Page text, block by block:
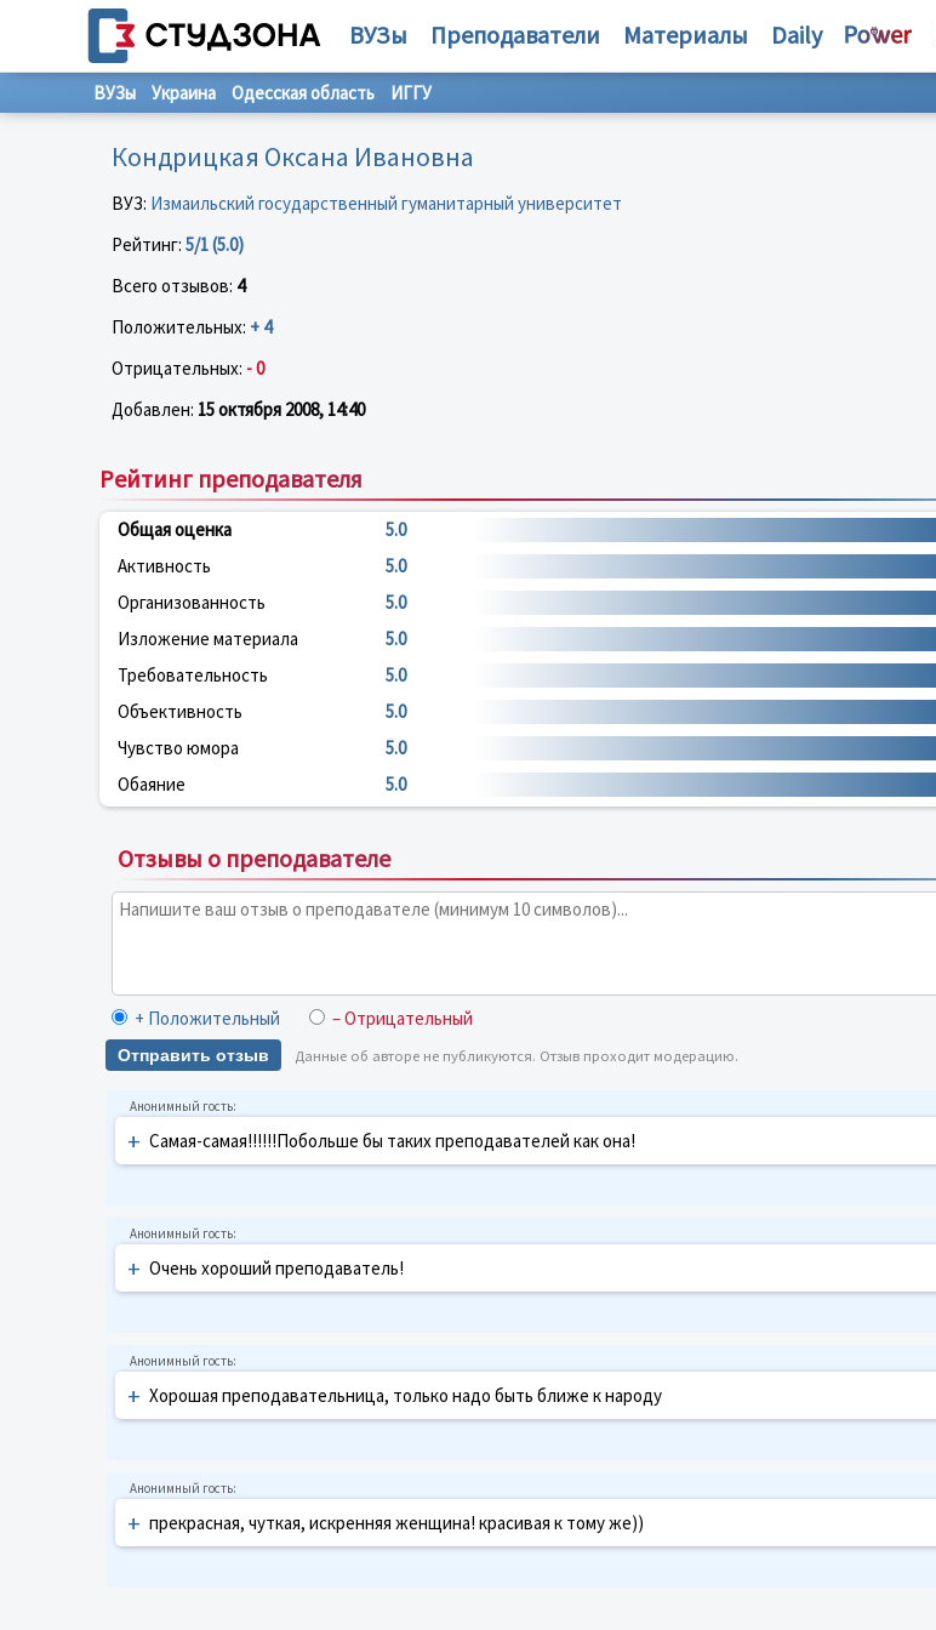
ВУЗы Преподаватели Материалы Daily
ВУЗы Украина Одесская область ИГГУ
Кондрицкая Оксана Ивановна
ВУЗ: Измаильский государственный гуманитарный университет
Рейтинг: 5/1 (5.0)
Всего отзывов: 4
Положительных: + 4
Отрицательных: - 0
Добавлен: 15 октября 2008, 14:40
Рейтинг преподавателя
Общая оценка 5.0
Активность
5.0
Организованность
5.0
Изложение материала
5.0
Требовательность
5.0
Объективность
5.0
Чувство юмора
5.0
Обаяние
5.0
Отзывы о преподавателе
+ Положительный – Отрицательный
Отправить отзыв Данные об авторе не публикуются. Отзыв проходит модерацию.
+ Самая-самая!!!!!!Побольше бы таких преподавателей как она!
+ Очень хороший преподаватель!
+ Хорошая преподавательница, только надо быть ближе к народу
+ прекрасная, чуткая, искренняя женщина! красивая к тому же))